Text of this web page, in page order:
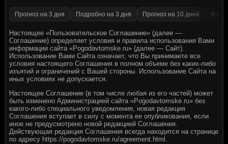
Прогноз на 3 дня Подробно на 3 дня Прогноз на 10 дней
Настоящее «Пользовательское Соглашение» (далее —
Соглашение) определяет условия и правила использования Вами
информации сайта «Pogodavtomske.ru» (далее — Сайт).
Использование Вами Сайта означает, что Вы принимаете все
условия настоящего Соглашения в полном объеме без каких-либо
изъятий и ограничений с Вашей стороны. Использование Сайта на
иных условиях не допускается.
Настоящее Соглашение (в том числе любая из его частей) может
быть изменено Администрацией сайта «Pogodavtomske.ru» без
какого-либо специального уведомления, новая редакция
Соглашения вступает в силу с момента ее опубликования, если
иное не предусмотрено новой редакцией Соглашения.
Действующая редакция Соглашения всегда находится на странице
по адресу https://pogodavtomske.ru/agreement.html .